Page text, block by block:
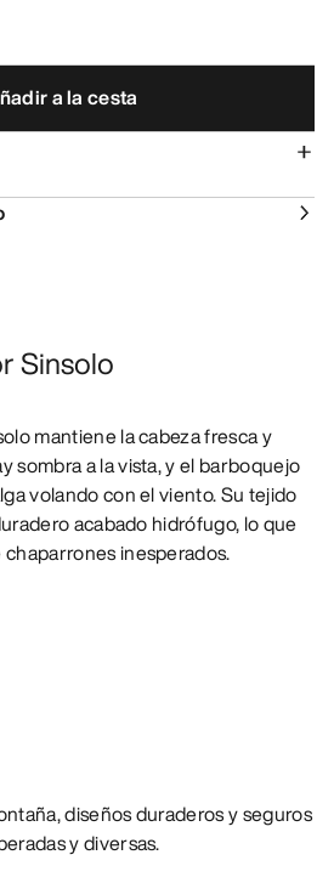
a la cesta
Sinsolo
mantiene la cabeza fresca y
sombra a la vista, y el barboquejo
volando con el viento. Su tejido
acabado hidrófugo, lo que
inesperados.
diseños duraderos y seguros
y diversas.